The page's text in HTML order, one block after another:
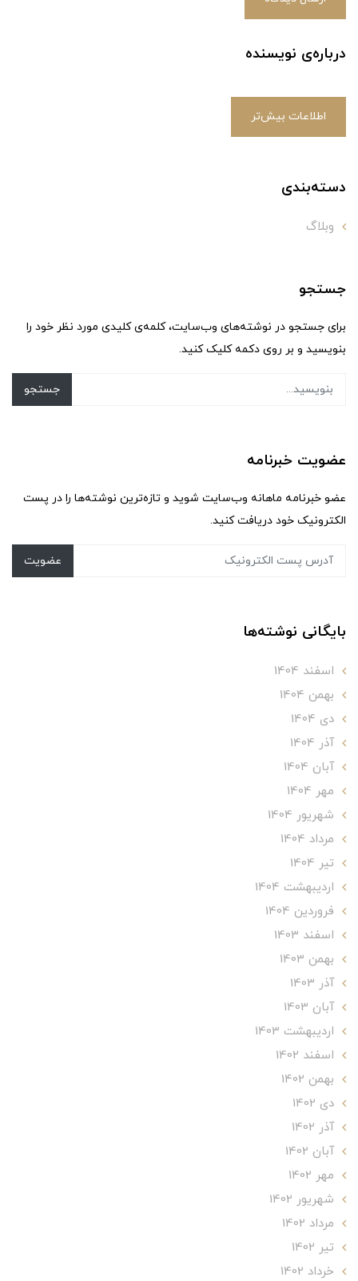
درباره‌ی نویسنده
اطلاعات بیش‌تر
دسته‌بندی
وبلاگ
جستجو
برای جستجو در نوشته‌های وب‌سایت، کلمه‌ی کلیدی مورد نظر خود را
بنویسید و بر روی دکمه کلیک کنید.
جستجو
عضویت خبرنامه
عضو خبرنامه ماهانه وب‌سایت شوید و تازه‌ترین نوشته‌ها را در پست
الکترونیک خود دریافت کنید.
عضویت
بایگانی نوشته‌ها
اسفند 1404
بهمن 1404
دی 1404
آذر 1404
آبان 1404
مهر 1404
شهریور 1404
مرداد 1404
تير 1404
ارديبهشت 1404
فروردین 1404
اسفند 1403
بهمن 1403
آذر 1403
آبان 1403
ارديبهشت 1403
اسفند 1402
بهمن 1402
دی 1402
آذر 1402
آبان 1402
مهر 1402
شهریور 1402
مرداد 1402
تير 1402
خرداد 1402